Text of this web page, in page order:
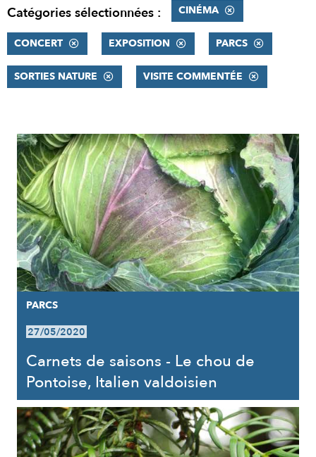
Catégories sélectionnées : CINÉMA
CONCERT EXPOSITION PARCS
SORTIES NATURE VISITE COMMENTÉE
RÉSULTATS
PARCS
27/05/2020
Carnets de saisons - Le chou de
Pontoise, Italien valdoisien